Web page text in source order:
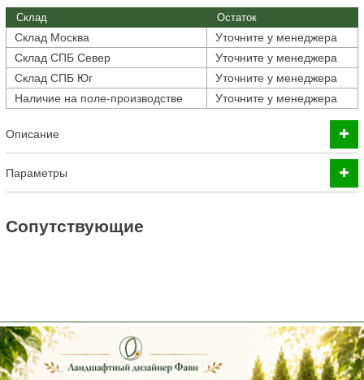
Склад Остаток
Склад Москва
Уточните у менеджера
Склад СПБ Север
Уточните у менеджера
Склад СПБ Юг
Уточните у менеджера
Наличие на поле-производстве
Уточните у менеджера
Описание
Параметры
Cопутствующие